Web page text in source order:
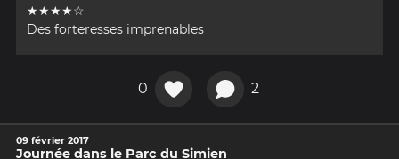
★★★★☆
Des forteresses imprenables
0 2
09 février 2017
Journée dans le Parc du Simien